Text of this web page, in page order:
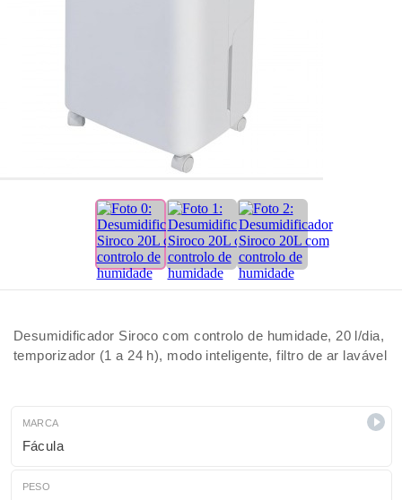
Desumidificador Siroco com controlo de humidade, 20 l/dia,
temporizador (1 a 24 h), modo inteligente, filtro de ar lavável
MARCA
Fácula
PESO